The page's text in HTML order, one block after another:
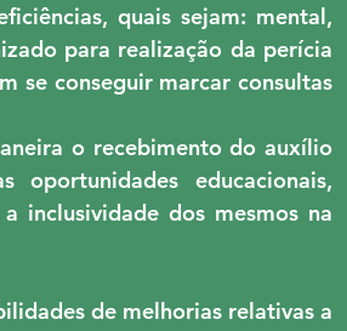
quais sejam: mental,
para realização da perícia
se conseguir marcar consultas
o recebimento do auxílio
oportunidades educacionais,
inclusividade dos mesmos na
de melhorias relativas a